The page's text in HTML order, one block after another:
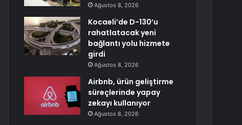
Ağustos 8, 2026
Kocaeli’de D-130’u
rahatlatacak yeni
bağlantı yolu hizmete
girdi
Ağustos 8, 2026
Airbnb, ürün geliştirme
süreçlerinde yapay
zekayı kullanıyor
Ağustos 8, 2026